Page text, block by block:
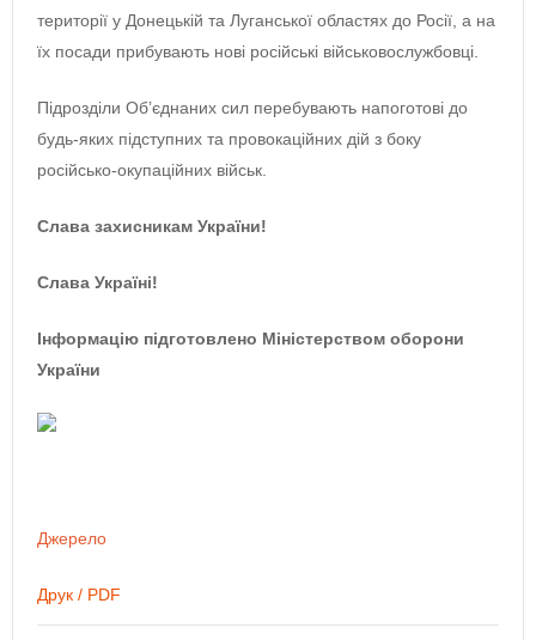
території у Донецькій та Луганської областях до Росії, а на
їх посади прибувають нові російські військовослужбовці.
Підрозділи Об’єднаних сил перебувають напоготові до
будь-яких підступних та провокаційних дій з боку
російсько-окупаційних військ.
Слава захисникам України!
Слава Україні!
Інформацію підготовлено Міністерством оборони
України
Джерело
Друк / PDF